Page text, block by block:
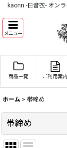
kaonn -日音衣- オン
メニュー
商品一覧 ご利用案内
ホーム > 帯締め
帯締め